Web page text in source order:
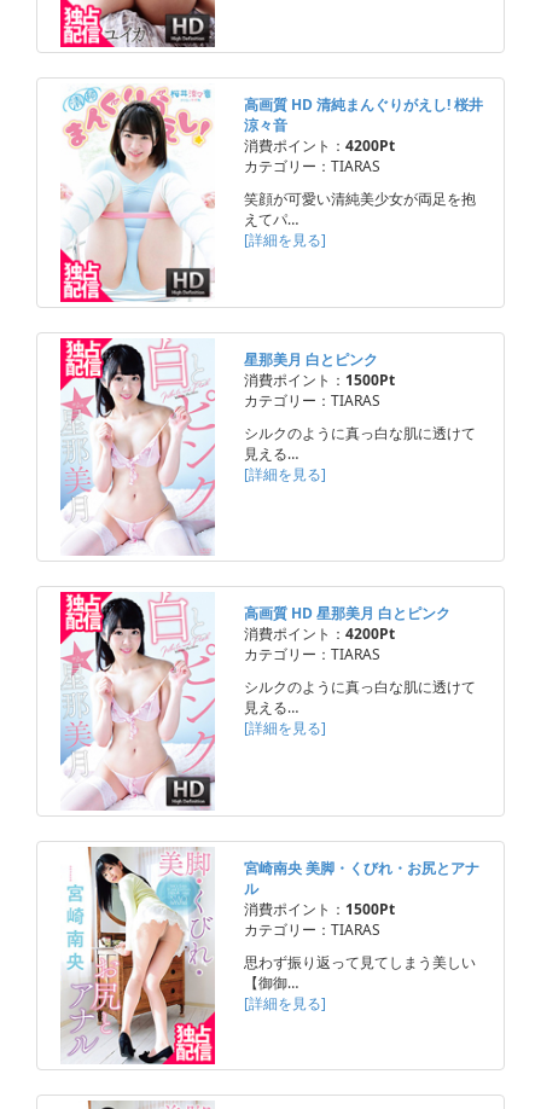
高画質 HD 清純まんぐりがえし! 桜井
涼々音
消費ポイント： 4200Pt
カテゴリー：TIARAS
笑顔が可愛い清純美少女が両足を抱
えてパ…
[詳細を見る]
星那美月 白とピンク
消費ポイント： 1500Pt
カテゴリー：TIARAS
シルクのように真っ白な肌に透けて
見える…
[詳細を見る]
高画質 HD 星那美月 白とピンク
消費ポイント： 4200Pt
カテゴリー：TIARAS
シルクのように真っ白な肌に透けて
見える…
[詳細を見る]
宮崎南央 美脚・くびれ・お尻とアナ
ル
消費ポイント： 1500Pt
カテゴリー：TIARAS
思わず振り返って見てしまう美しい
【御御…
[詳細を見る]